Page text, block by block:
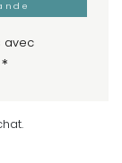
avec
*